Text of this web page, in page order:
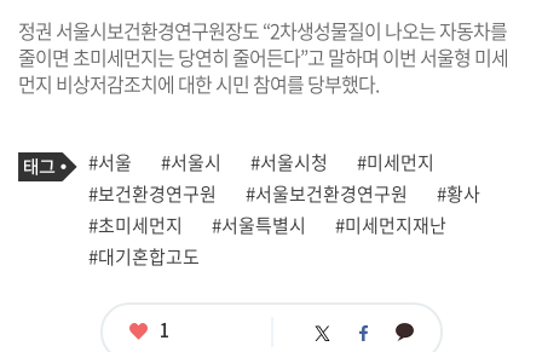
정권 서울시보건환경연구원장도 “2차생성물질이 나오는 자동차를
줄이면 초미세먼지는 당연히 줄어든다”고 말하며 이번 서울형 미세
먼지 비상저감조치에 대한 시민 참여를 당부했다.
기
사
관
련
태
그
태
그
#서울 #서울시 #서울시청
#미세먼지
#보건환경연구원
#서울보건환경연구원
#황사
#초미세먼지
#서울특별시
#미세먼지재난
#대기혼합고도
좋1 트 페 카